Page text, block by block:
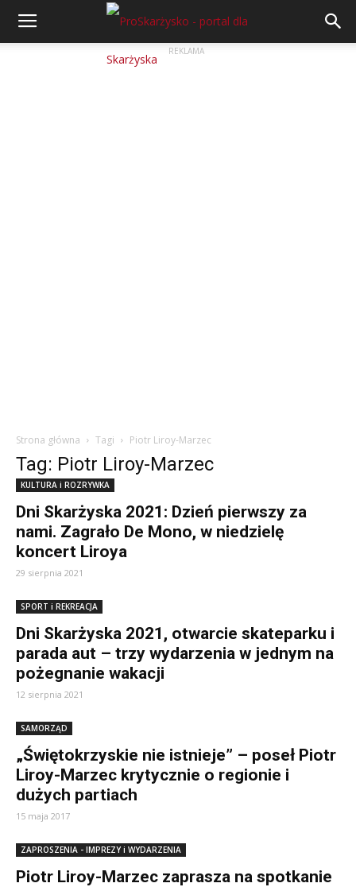
REKLAMA
Strona główna Tagi Piotr Liroy-Marzec
Tag: Piotr Liroy-Marzec
KULTURA i ROZRYWKA
Dni Skarżyska 2021: Dzień pierwszy za
nami. Zagrało De Mono, w niedzielę
koncert Liroya
29 sierpnia 2021
SPORT i REKREACJA
Dni Skarżyska 2021, otwarcie skateparku i
parada aut – trzy wydarzenia w jednym na
pożegnanie wakacji
12 sierpnia 2021
SAMORZĄD
„Świętokrzyskie nie istnieje” – poseł Piotr
Liroy-Marzec krytycznie o regionie i
dużych partiach
15 maja 2017
ZAPROSZENIA - IMPREZY i WYDARZENIA
Piotr Liroy-Marzec zaprasza na spotkanie